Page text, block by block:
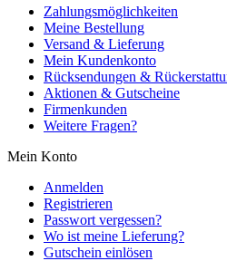
Zahlungsmöglichkeiten
Meine Bestellung
Versand & Lieferung
Mein Kundenkonto
Rücksendungen &
Aktionen & Gutscheine
Firmenkunden
Weitere Fragen?
Mein Konto
Anmelden
Registrieren
Passwort vergessen?
Wo ist meine Lieferung?
Gutschein einlösen